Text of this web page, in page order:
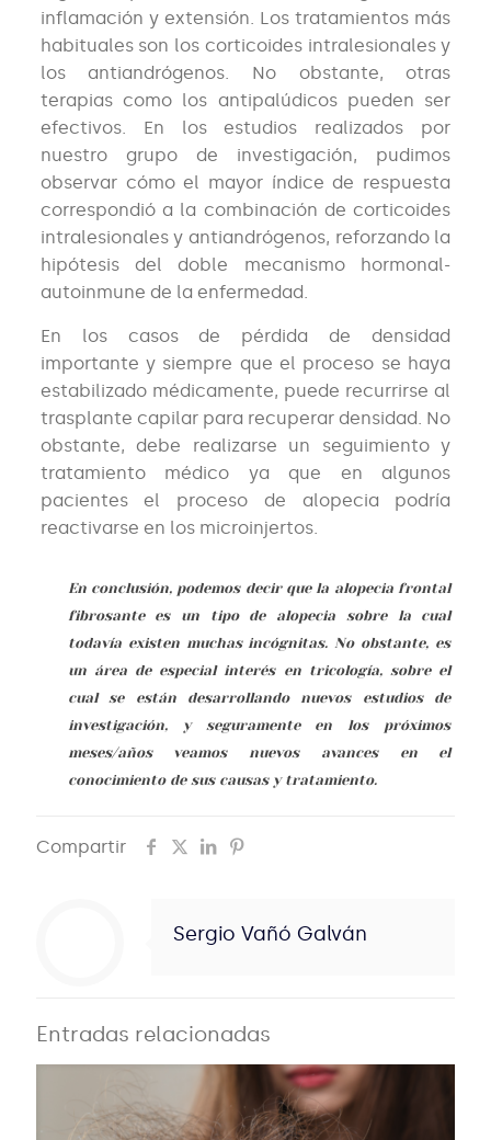
inflamación y extensión. Los tratamientos más
habituales son los corticoides intralesionales y
los antiandrógenos. No obstante, otras
terapias como los antipalúdicos pueden ser
efectivos. En los estudios realizados por
nuestro grupo de investigación, pudimos
observar cómo el mayor índice de respuesta
correspondió a la combinación de corticoides
intralesionales y antiandrógenos, reforzando la
hipótesis del doble mecanismo hormonal-
autoinmune de la enfermedad.
En los casos de pérdida de densidad
importante y siempre que el proceso se haya
estabilizado médicamente, puede recurrirse al
trasplante capilar para recuperar densidad. No
obstante, debe realizarse un seguimiento y
tratamiento médico ya que en algunos
pacientes el proceso de alopecia podría
reactivarse en los microinjertos.
En conclusión, podemos decir que la alopecia frontal
fibrosante es un tipo de alopecia sobre la cual
todavía existen muchas incógnitas. No obstante, es
un área de especial interés en tricología, sobre el
cual se están desarrollando nuevos estudios de
investigación, y seguramente en los próximos
meses/años veamos nuevos avances en el
conocimiento de sus causas y tratamiento.
Compartir
Sergio Vañó Galván
Entradas relacionadas